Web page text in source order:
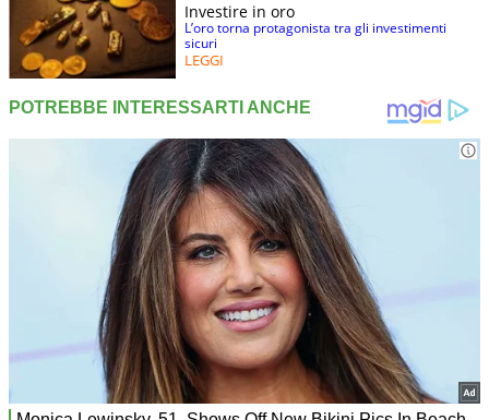
Investire in oro
L’oro torna protagonista tra gli investimenti
sicuri
LEGGI